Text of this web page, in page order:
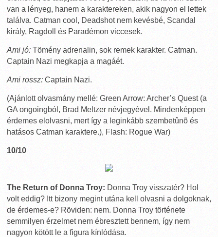
van a lényeg, hanem a karaktereken, akik nagyon el lettek
találva. Catman cool, Deadshot nem kevésbé, Scandal
király, Ragdoll és Paradémon viccesek.
Ami jó: Tömény adrenalin, sok remek karakter. Catman.
Captain Nazi megkapja a magáét.
Ami rossz: Captain Nazi.
(Ajánlott olvasmány mellé: Green Arrow: Archer’s Quest (a
GA ongoingból, Brad Meltzer névjegyével. Mindenképpen
érdemes elolvasni, mert így a leginkább szembetûnõ és
hatásos Catman karaktere.), Flash: Rogue War)
10/10
The Return of Donna Troy: Donna Troy visszatér? Hol
volt eddig? Itt bizony megint utána kell olvasni a dolgoknak,
de érdemes-e? Röviden: nem. Donna Troy története
semmilyen érzelmet nem ébresztett bennem, így nem
nagyon kötött le a figura kínlódása.